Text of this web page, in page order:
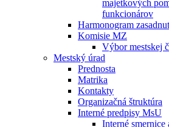
majetkových
funkcionárov
Harmonogram
Komisie MZ
Výbor mestskej
Mestský úrad
Prednosta
Matrika
Kontakty
Organizačná štruktúra
Interné predpisy MsU
Interné smernice